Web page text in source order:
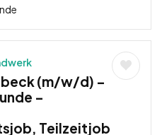
(m/w/d) –
–
Teilzeitjob